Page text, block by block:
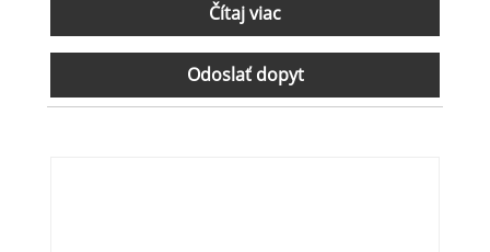
Čítaj viac
Odoslať dopyt